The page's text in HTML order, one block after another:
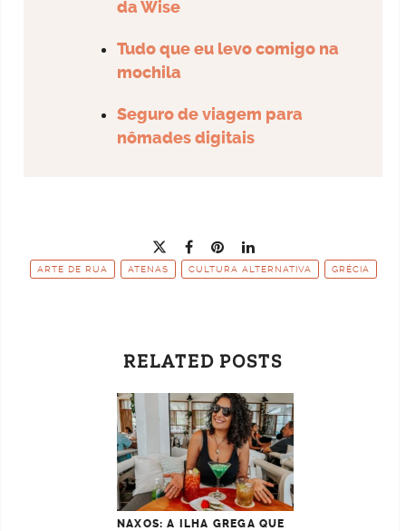
da Wise
Tudo que eu levo comigo na
mochila
Seguro de viagem para
nômades digitais
ARTE DE RUA ATENAS CULTURA ALTERNATIVA GRÉCIA
RELATED POSTS
NAXOS: A ILHA GREGA QUE